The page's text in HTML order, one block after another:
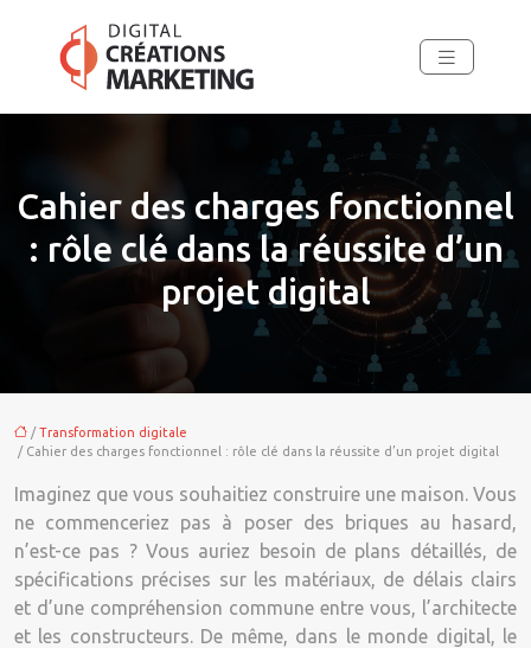
Cahier des charges fonctionnel
: rôle clé dans la réussite d’un
projet digital
/Transformation digitale
/ Cahier des charges fonctionnel : rôle clé dans la réussite d’un projet digital
Imaginez que vous souhaitiez construire une maison. Vous
ne commenceriez pas à poser des briques au hasard,
n’est-ce pas ? Vous auriez besoin de plans détaillés, de
spécifications précises sur les matériaux, de délais clairs
et d’une compréhension commune entre vous, l’architecte
et les constructeurs. De même, dans le monde digital, le